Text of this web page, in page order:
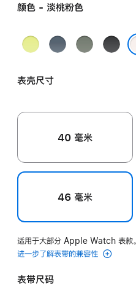
颜色 - 淡桃粉色
霓
黄
铁
蓝
灰
黑
表壳尺寸
40 毫米
46 毫米
适用于大部分 Apple Watch 表款。
进一步了解表带的兼容性
表带尺码